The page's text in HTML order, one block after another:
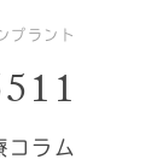
プラント
コラム